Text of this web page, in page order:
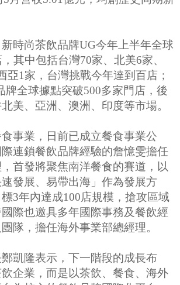
時尚茶飲品牌UG今年上半年全球
其中包括台灣70家、北美6家、
亞1家，台灣挑戰今年達到百店；
牌全球據點突破500多家門店，後
美、亞洲、澳洲、印度等市場。
事業，日前已成立餐食事業公
連鎖餐飲品牌經驗的詹憶雯擔任
首發將聚焦南洋餐食的賽道，以
速發展、易帶出海」作為發展方
3年內達成100店規模，搶攻區域
際也邀具多年國際事務及餐飲經
隊，擔任海外事業部總經理。
凱隆表示，下一階段的成長布
企業，而是以茶飲、餐食、海外